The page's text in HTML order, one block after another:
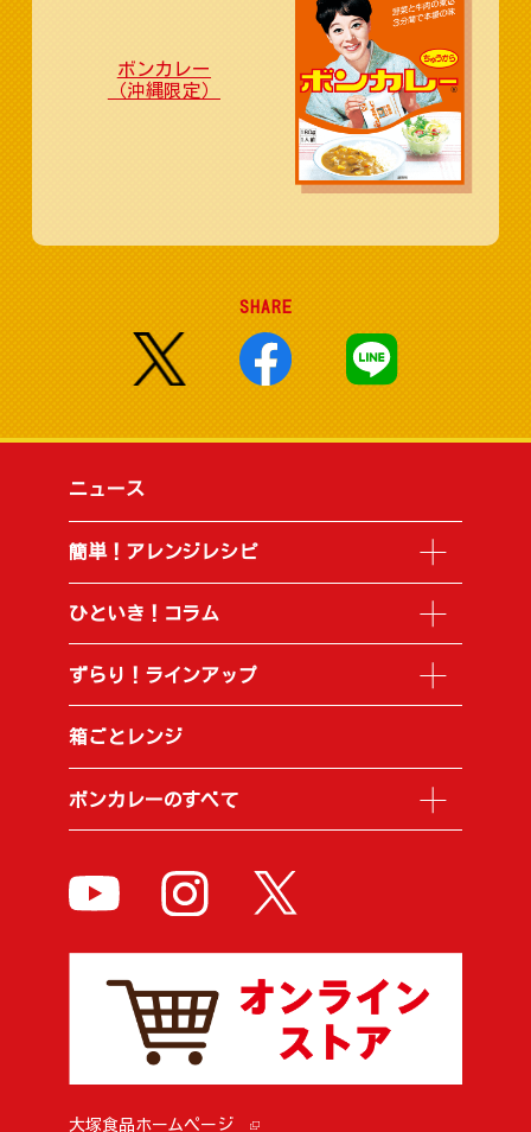
ボンカレー
（沖縄限定）
SHARE
ニュース
簡単！アレンジレシピ
ひといき！コラム
ずらり！ラインアップ
箱ごとレンジ
ボンカレーのすべて
大塚食品ホームページ